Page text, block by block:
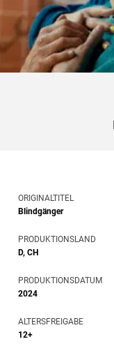
ORIGINALTITEL
Blindgänger
PRODUKTIONSLAND
D, CH
PRODUKTIONSDATUM
2024
ALTERSFREIGABE
12+